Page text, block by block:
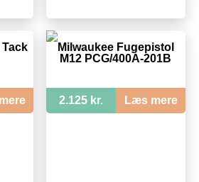
Milwaukee Fugepistol
M12 PCG/400A-201B
2.125 kr. Læs mere